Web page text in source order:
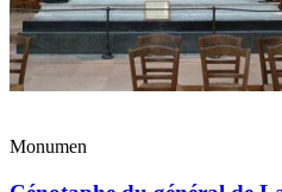
Monumen